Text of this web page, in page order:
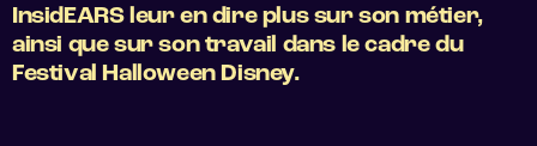
InsidEARS leur en dire plus sur son métier,
ainsi que sur son travail dans le cadre du
Festival Halloween Disney.